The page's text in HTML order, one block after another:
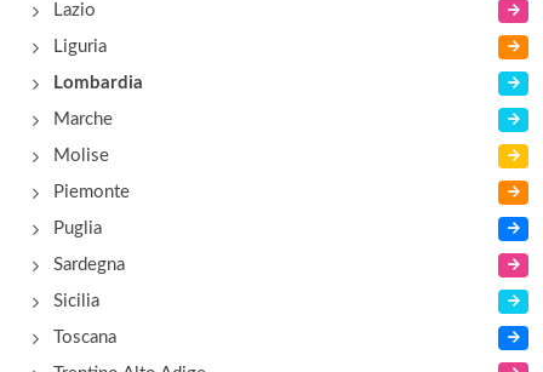
Baita Belvedere Trattoria
Lazio
Liguria
Lombardia
Marche
Molise
Piemonte
Puglia
Sardegna
Sicilia
Toscana